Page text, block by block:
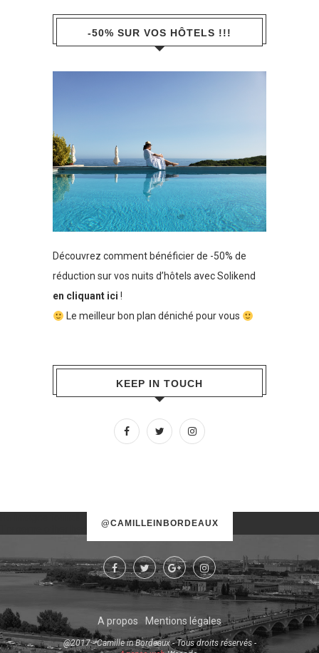
-50% SUR VOS HÔTELS !!!
Découvrez comment bénéficier de -50% de
réduction sur vos nuits d’hôtels avec Solikend
en cliquant ici !
Le meilleur bon plan déniché pour vous
KEEP IN TOUCH
@CAMILLEINBORDEAUX
Try some other hashtag or username
A propos Mentions légales
@2017 - Camille in Bordeaux - Tous droits réservés -